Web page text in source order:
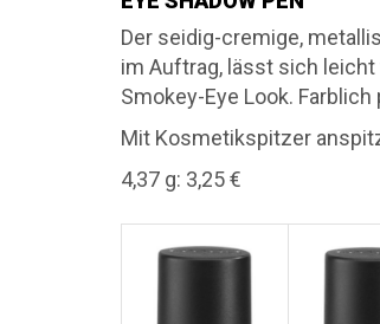
Der seidig-cremige,
im Auftrag, lässt sich
Smokey-Eye Look.
Mit Kosmetikspitzer
4,37 g: 3,25 €